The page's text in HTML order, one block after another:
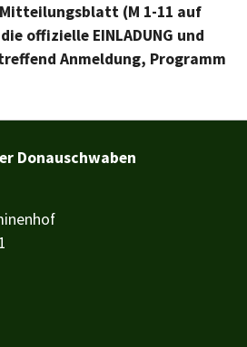
(M 1-11 auf
offizielle EINLADUNG und
Anmeldung, Programm
Donauschwaben